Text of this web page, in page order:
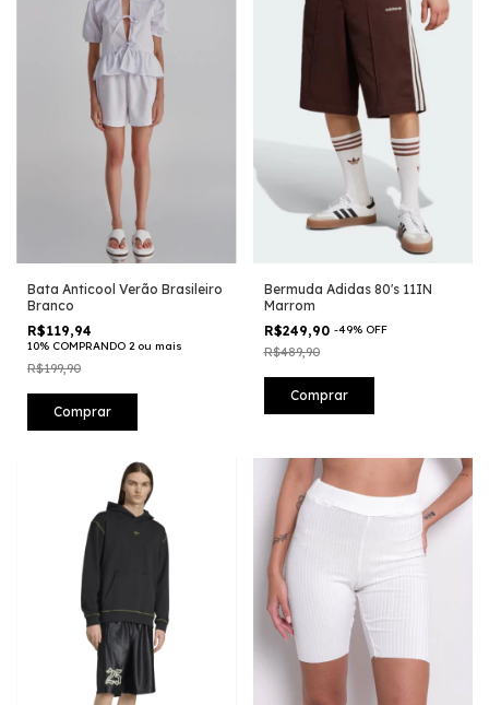
Bata Anticool Verão Brasileiro
Branco
R$119,94
10% COMPRANDO 2 ou mais
R$199,90
Comprar
Bermuda Adidas 80's 11IN
Marrom
R$249,90 -49% OFF
R$489,90
Comprar